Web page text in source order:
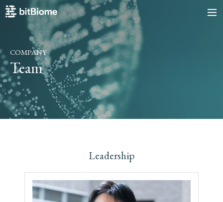
COMPANY
Team
Leadership